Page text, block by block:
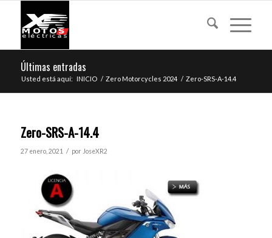
Últimas entradas
Usted está aquí: INICIO / Zero Motorcycles 2024 / Zero-SRS-A-14.4
Zero-SRS-A-14.4
27 enero, 2021 / por JoseXR2